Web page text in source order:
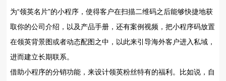
为“领英名片”的小程序，使得客户在扫描二维码之后能够快捷地获
取你的公司介绍，以及产品手册，还有案例视频，把小程序码放置
在领英背景图或者动态配图之中，以此来引导海外客户进入私域，
进而建立长期联系。
借助小程序的分销功能，来设计领英粉丝特有的福利。比如说，自